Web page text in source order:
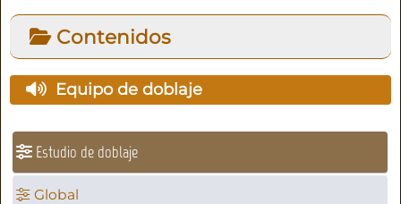
Contenidos
Equipo de doblaje
Estudio de doblaje
Global